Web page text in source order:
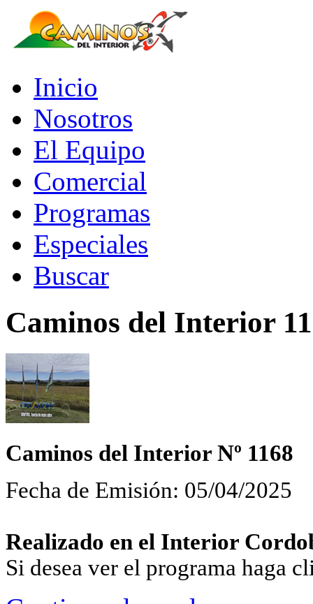
Inicio
Nosotros
El Equipo
Comercial
Programas
Especiales
Buscar
Caminos del Interior
Caminos del Interior Nº 1168
Fecha de Emisión: 05/04/2025
Realizado en el Interior
Si desea ver el programa haga